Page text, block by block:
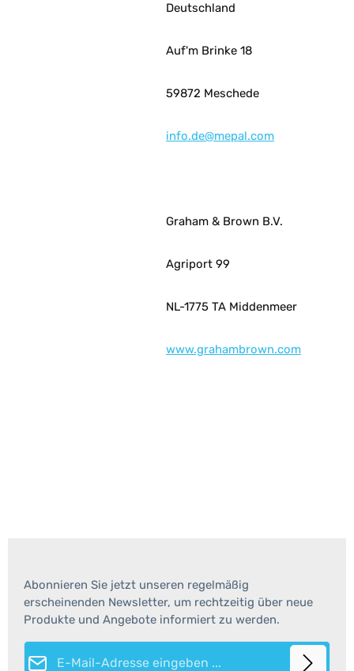
Deutschland
Auf'm Brinke 18
59872 Meschede
info.de@mepal.com
Graham & Brown B.V.
Agriport 99
NL-1775 TA Middenmeer
www.grahambrown.com
Abonnieren Sie jetzt unseren regelmäßig
erscheinenden Newsletter, um rechtzeitig über neue
Produkte und Angebote informiert zu werden.
E-Mail-Adresse*